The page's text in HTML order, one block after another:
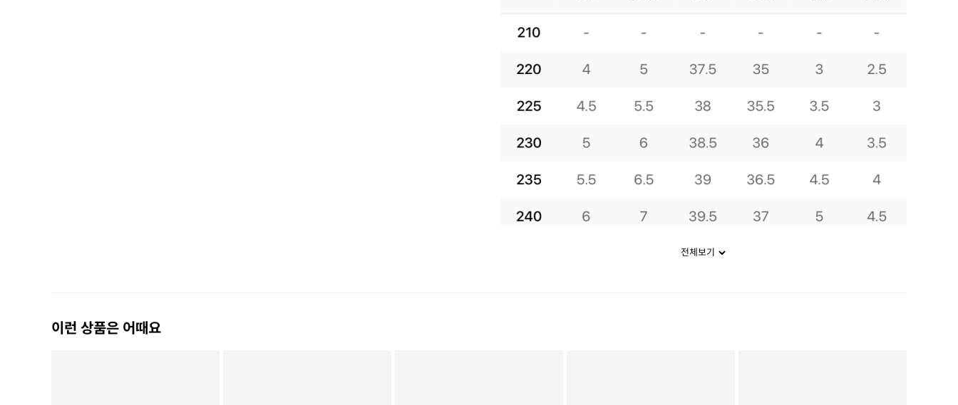
전체보기
이런 상품은 어때요